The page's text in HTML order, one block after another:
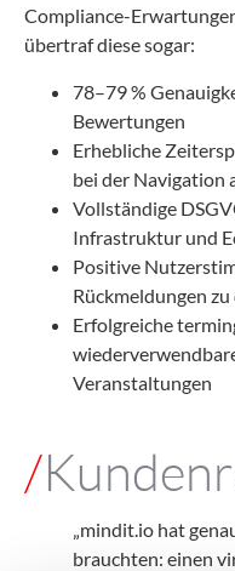
Compliance-
übertraf diese sogar:
78–79 %
Bewertungen
Erhebliche
bei der Navigation
Vollständige
Infrastruktur und
Positive
Rückmeldungen
Erfolgreiche
Veranstaltungen
/
„mindit.io hat
brauchten: einen